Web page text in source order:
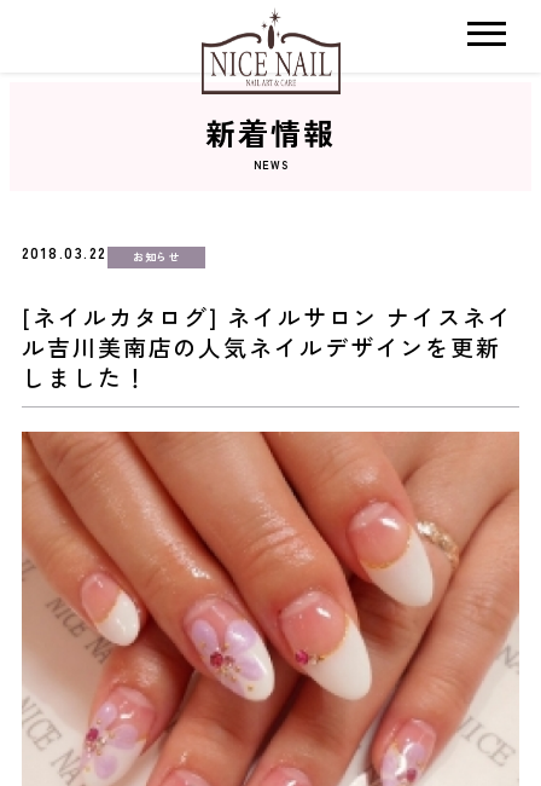
おすすめクーポン
料金メニュー
コンセプト
よくあるご質問
ご利用の流れ
取り扱いカラー
新着情報
NEWS
2018.03.22 お知らせ
[ネイルカタログ] ネイルサロン ナイスネイ
ル吉川美南店の人気ネイルデザインを更新
しました！